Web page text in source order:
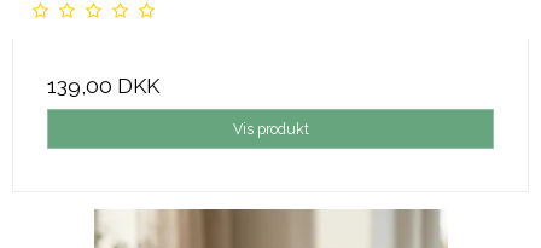
139,00 DKK
Vis produkt